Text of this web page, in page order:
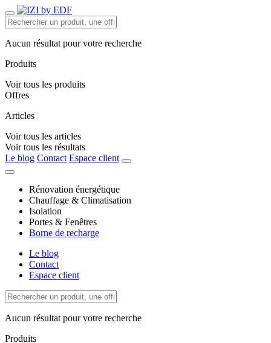
Aucun résultat pour votre recherche
Produits
Voir tous les produits
Offres
Articles
Voir tous les articles
Voir tous les résultats
Le blog Contact Espace client
Rénovation énergétique
Chauffage & Climatisation
Isolation
Portes & Fenêtres
Borne de recharge
Le blog
Contact
Espace client
Aucun résultat pour votre recherche
Produits